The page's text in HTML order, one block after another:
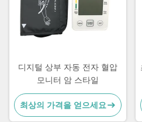
디지털 상부 자동 전자 혈압
모니터 암 스타일
최상의 가격을 얻으세요